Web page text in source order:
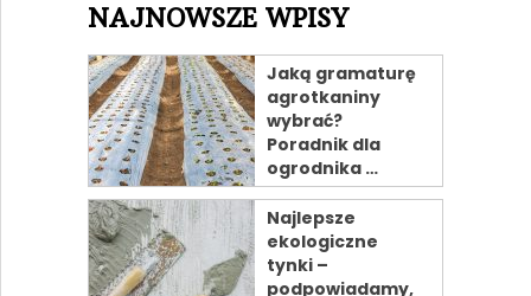
NAJNOWSZE WPISY
Jaką gramaturę
agrotkaniny
wybrać?
Poradnik dla
ogrodnika …
Najlepsze
ekologiczne
tynki –
podpowiadamy,